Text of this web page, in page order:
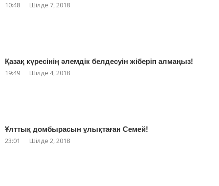
10:48 Шілде 7, 2018
Қазақ күресінің әлемдік белдесуін жіберіп алмаңыз!
19:49 Шілде 4, 2018
Ұлттық домбырасын ұлықтаған Семей!
23:01 Шілде 2, 2018